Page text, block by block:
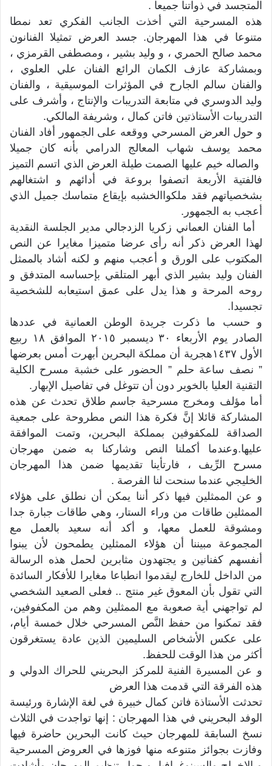
المتجسد في ذواتنا جميعا .
هذه المسرحية التي أخذت الجانب الفكري تعد نمطا
متنوعا في هذا المهرجان. جسد العرض تمثيلا الفنانون
محمد صالح الحمري ، و وليد بشير ، ومصطفى القرمزي ،
وبمشاركة عازف الكمان الرائع الفنان علي العلوي ،
والفنان سالم الجارح في المؤثرات الموسيقية ، والفنان
وليد الدوسري في متابعة التدريبات والإنتاج ، وأشرف على
التدريبات الأستاذتين فاتن كمال ، وشريفة المالكي.
و حول العرض المسرحي ووقعه على الجمهور أفاد الفنان
محمد يوسف شهاب المعالج الدرامي بأنه كان جميلا
والصاله خيم عليها الصمت طيلة العرض الذي اتسم التميز
فالفتية الأربعة اتصفوا بروعة في أدائهم و اشتغالهم
بشخصياتهم فقد ملكواالخشبه بإيقاع متماسك جميل الذي
أعجب به الجمهور.
أما الفنان العماني زكريا الزدجالي مدير الجلسة النقدية
لهذا العرض ذكر أنه رأى عرضا متميزا مغايرا عن النص
المكتوب على الورق و أعجب منهم و لكنه أشاد بالممثل
الفنان وليد بشير الذي أبهر المتلقي بإحساسه المتدفق و
روحه المرحة و هذا يدل على عمق استيعابه للشخصية
تجسيدا.
و حسب ما ذكرت جريدة الوطن العمانية في عددها
الصادر يوم الأربعاء ٣٠ ديسمبر ٢٠١٥ الموافق ١٨ ربيع
الأول ١٤٣٧هجرية أن مملكة البحرين أبهرت أمس بعرضها
” نصف ساعة حلم ” الحضور على خشبة مسرح الكلية
التقنية العليا بالخوير دون أن تتوغل في تفاصيل الإبهار.
أما مؤلف ومخرج مسرحية جاسم طلاق تحدث عن هذه
المشاركة قائلا إنَّ فكرة هذا النص مطروحة على جمعية
الصداقة للمكفوفين بمملكة البحرين، وتمت الموافقة
عليها.وعندما أكملنا النص وشاركنا به ضمن مهرجان
مسرح الرِّيف ، فارتأينا تقديمها ضمن هذا المهرجان
الخليجي عندما سنحت لنا الفرصة .
و عن الممثلين فيها ذكر أننا يمكن أن نطلق على هؤلاء
الممثلين طاقات من وراء الستار، وهي طاقات جبارة جدا
ومشوقة للعمل معها، و أكد أنه سعيد بالعمل مع
المجموعة مبيننا أن هؤلاء الممثلين يطمحون لأن يبنوا
أنفسهم كفنانين و يجتهدون مثابرين لحمل هذه الرسالة
من الداخل للخارج ليقدموا انطباعا مغايرا للأفكار السائدة
التي تقول بأن المعوق غير منتج .. فعلى الصعيد الشخصي
لم تواجهني أية صعوبة مع الممثلين وهم من المكفوفين،
فقد تمكنوا من حفظ النَّص المسرحي خلال خمسة أيام،
على عكس الأشخاص السليمين الذين عادة يستغرقون
أكثر من هذا الوقت للحفظ.
و عن المسيرة الفنية للمركز البحريني للحراك الدولي و
هذه الفرقة التي قدمت هذا العرض
تحدثت الأستاذة فاتن كمال خبيرة في لغة الإشارة ورئيسة
الوفد البحريني في هذا المهرجان : إنها تواجدت في الثلاث
نسخ السابقة للمهرجان حيث كانت البحرين حاضرة فيها
وفازت بجوائز متنوعه منها فوزها في العروض المسرحية